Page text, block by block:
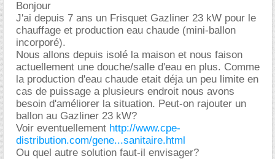
Bonjour
J'ai depuis 7 ans un Frisquet Gazliner 23 kW pour le
chauffage et production eau chaude (mini-ballon
incorporé).
Nous allons depuis isolé la maison et nous faison
actuellement une douche/salle d'eau en plus. Comme
la production d'eau chaude etait déja un peu limite en
cas de puissage a plusieurs endroit nous avons
besoin d'améliorer la situation. Peut-on rajouter un
ballon au Gazliner 23 kW?
Voir eventuellement http://www.cpe-
distribution.com/gene...sanitaire.html
Ou quel autre solution faut-il envisager?